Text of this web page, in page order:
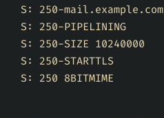
S: 250-mail.example.com
S: 250-PIPELINING
S: 250-SIZE 10240000
S: 250-STARTTLS
S: 250 8BITMIME